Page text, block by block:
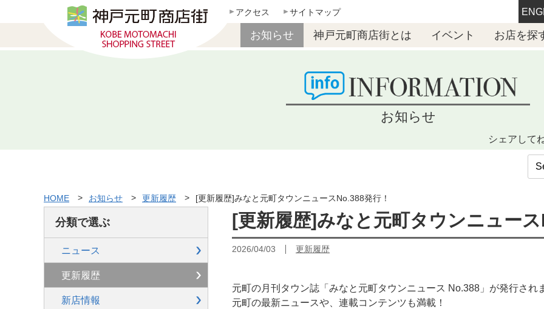
アクセス サイトマップ
お知らせ 神戸元町商店街とは イベント お店を探
お知らせ
シェアして
HOME お知らせ 更新履歴 [更新履歴]みなと元町タウンニュースNo.388発行！
[更新履歴]みなと元町タウンニュー
2026/04/03 更新履歴
元町の月刊タウン誌「みなと元町タウンニュース No.388」が発行され
元町の最新ニュースや、連載コンテンツも満載！
分類で選ぶ
ニュース
更新履歴
新店情報